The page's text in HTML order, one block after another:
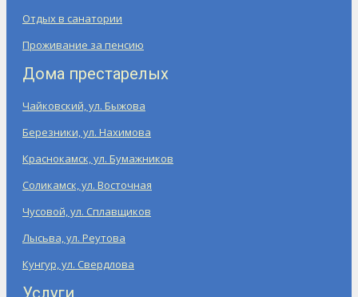
Отдых в санатории
Проживание за пенсию
Дома престарелых
Чайковский, ул. Быжова
Березники, ул. Нахимова
Краснокамск, ул. Бумажников
Соликамск, ул. Восточная
Чусовой, ул. Сплавщиков
Лысьва, ул. Реутова
Кунгур, ул. Свердлова
Услуги